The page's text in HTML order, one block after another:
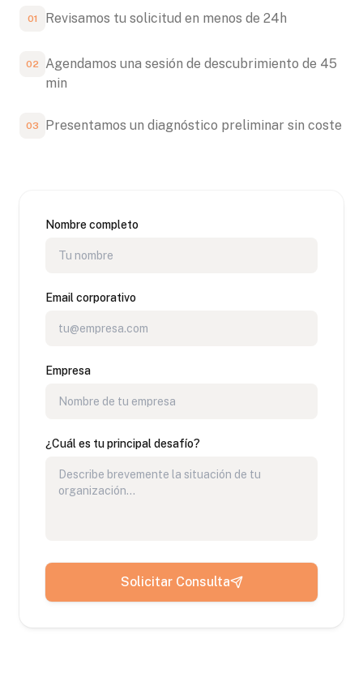
01 Revisamos tu solicitud en menos de 24h
02
Agendamos una sesión de descubrimiento de 45
min
03 Presentamos un diagnóstico preliminar sin coste
Nombre completo
Email corporativo
Empresa
¿Cuál es tu principal desafío?
Solicitar Consulta